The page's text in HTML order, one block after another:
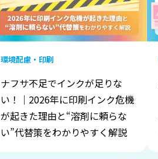
環境配慮・印刷
ナフサ不足でインクが足りな
い！｜2026年に印刷インク危機
が起きた理由と“溶剤に頼らな
い”代替策をわかりやすく解説